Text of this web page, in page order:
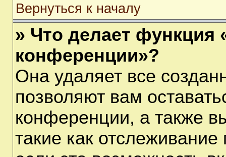
Вернуться к началу
» Что делает функция
конференции»?
Она удаляет все
позволяют вам
конференции, а также
такие как